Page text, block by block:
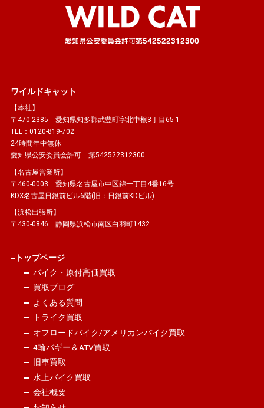
ワイルドキャット
【本社】
〒470-2385 愛知県知多郡武豊町字北中根3丁目65-1
TEL：0120-819-702
24時間年中無休
愛知県公安委員会許可 第542522312300
【名古屋営業所】
〒460-0003 愛知県名古屋市中区錦一丁目4番16号
KDX名古屋日銀前ビル6階(旧：日銀前KDビル)
【浜松出張所】
〒430-0846 静岡県浜松市南区白羽町1432
トップページ
バイク・原付高価買取
買取ブログ
よくある質問
トライク買取
オフロードバイク/アメリカンバイク買取
4輪バギー＆ATV買取
旧車買取
水上バイク買取
会社概要